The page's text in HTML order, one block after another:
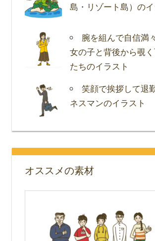
島・リゾート島）のイ
腕を組んで自信満
女の子と背後から覗
たちのイラスト
笑顔で挨拶して退
ネスマンのイラスト
オススメの素材